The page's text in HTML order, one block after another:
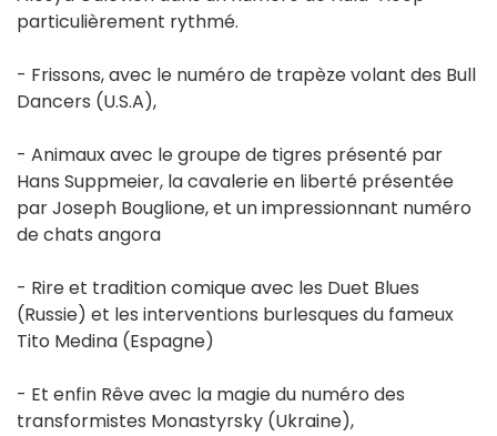
particulièrement rythmé.
- Frissons, avec le numéro de trapèze volant des Bull
Dancers (U.S.A),
- Animaux avec le groupe de tigres présenté par
Hans Suppmeier, la cavalerie en liberté présentée
par Joseph Bouglione, et un impressionnant numéro
de chats angora
- Rire et tradition comique avec les Duet Blues
(Russie) et les interventions burlesques du fameux
Tito Medina (Espagne)
- Et enfin Rêve avec la magie du numéro des
transformistes Monastyrsky (Ukraine),